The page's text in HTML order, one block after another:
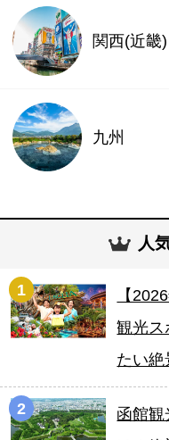
関西(近畿)
九州
人
1
【
観光ス
たい
2
函館観